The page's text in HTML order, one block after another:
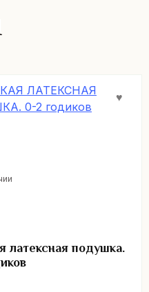
латексная подушка.